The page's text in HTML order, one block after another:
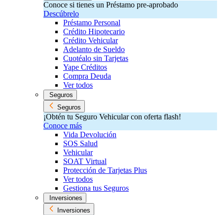
Conoce si tienes un Préstamo pre-aprobado
Descúbrelo
Préstamo Personal
Crédito Hipotecario
Crédito Vehicular
Adelanto de Sueldo
Cuotéalo sin Tarjetas
Yape Créditos
Compra Deuda
Ver todos
Seguros
Seguros
¡Obtén tu Seguro Vehicular con oferta flash!
Conoce más
Vida Devolución
SOS Salud
Vehicular
SOAT Virtual
Protección de Tarjetas Plus
Ver todos
Gestiona tus Seguros
Inversiones
Inversiones